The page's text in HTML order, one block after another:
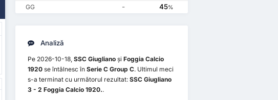
GG - 45%
Analiză
Pe 2026-10-18, SSC Giuglianoși Foggia Calcio
1920se întâlnesc în Serie C Group C. Ultimul meci
s-a terminat cu următorul rezultat: SSC Giugliano
3 - 2 Foggia Calcio 1920..